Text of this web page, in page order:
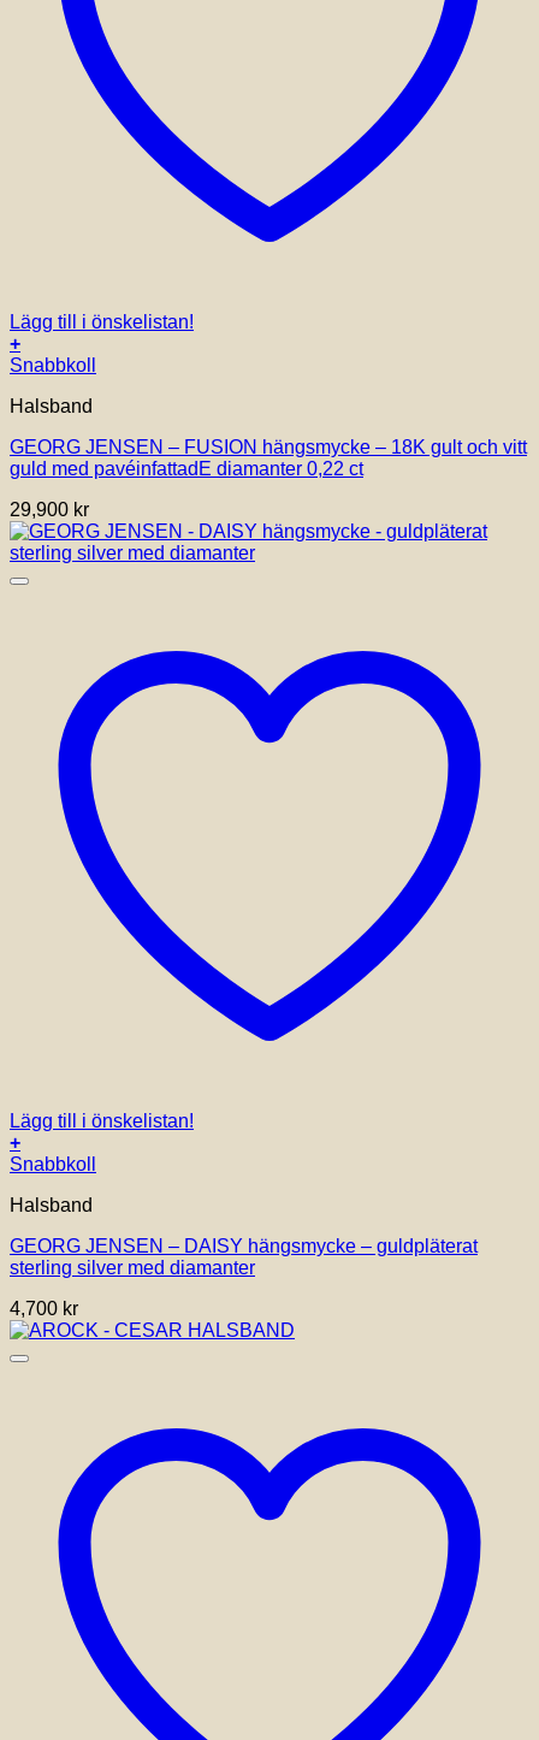
Lägg till i önskelistan!
+
Snabbkoll
Halsband
GEORG JENSEN – FUSION hängsmycke – 18K gult och vitt
guld med pavéinfattadE diamanter 0,22 ct
29,900 kr
Lägg till i önskelistan!
+
Snabbkoll
Halsband
GEORG JENSEN – DAISY hängsmycke – guldpläterat
sterling silver med diamanter
4,700 kr